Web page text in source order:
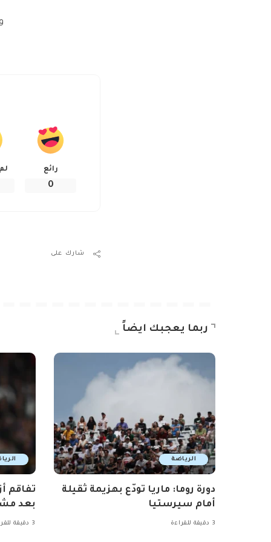
رائع
0
شارك على
ربما يعجبك ايضاً
الرياضة
دورة روما: ماريا تودّع بهزيمة ثقيلة
أمام سيرستيا
3 دقيقة للقراءة
تفاقم
بعد
3 دقيقة للقراءة